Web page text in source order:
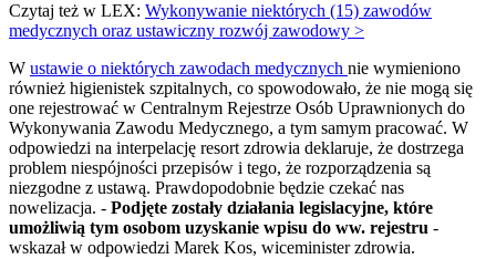
Czytaj też w LEX: Wykonywanie niektórych (15) zawodów
medycznych oraz ustawiczny rozwój zawodowy >
W ustawie o niektórych zawodach medycznych nie wymieniono
również higienistek szpitalnych, co spowodowało, że nie mogą się
one rejestrować w Centralnym Rejestrze Osób Uprawnionych do
Wykonywania Zawodu Medycznego, a tym samym pracować. W
odpowiedzi na interpelację resort zdrowia deklaruje, że dostrzega
problem niespójności przepisów i tego, że rozporządzenia są
niezgodne z ustawą. Prawdopodobnie będzie czekać nas
nowelizacja. - Podjęte zostały działania legislacyjne, które
umożliwią tym osobom uzyskanie wpisu do ww. rejestru -
wskazał w odpowiedzi Marek Kos, wiceminister zdrowia.